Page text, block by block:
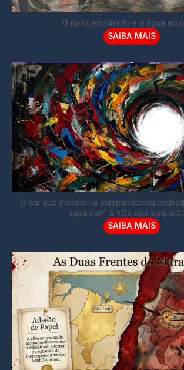
O nariz empinado e a água no
SAIBA MAIS
O sangue invisível: a independência
paga com a vida dos
SAIBA MAIS